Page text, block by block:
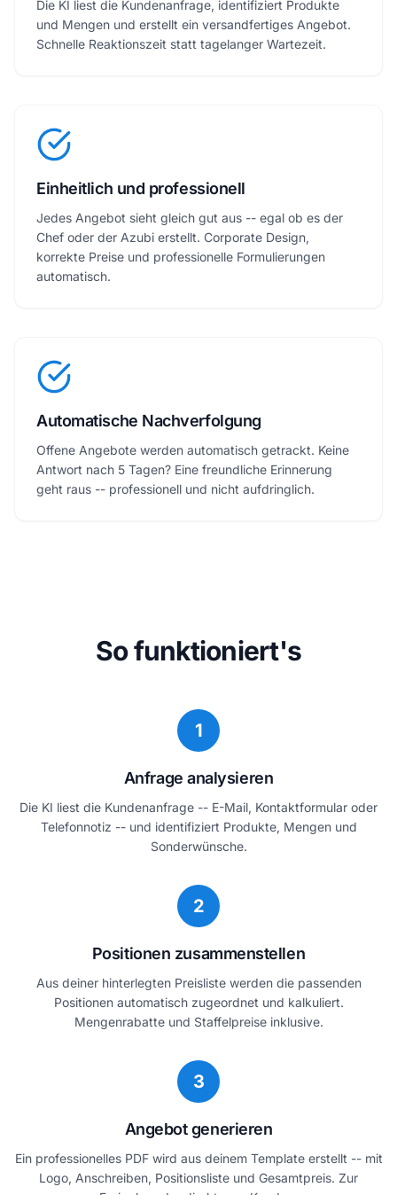
Die KI liest die Kundenanfrage, identifiziert Produkte
und Mengen und erstellt ein versandfertiges Angebot.
Schnelle Reaktionszeit statt tagelanger Wartezeit.
Einheitlich und professionell
Jedes Angebot sieht gleich gut aus -- egal ob es der
Chef oder der Azubi erstellt. Corporate Design,
korrekte Preise und professionelle Formulierungen
automatisch.
Automatische Nachverfolgung
Offene Angebote werden automatisch getrackt. Keine
Antwort nach 5 Tagen? Eine freundliche Erinnerung
geht raus -- professionell und nicht aufdringlich.
So funktioniert's
1
Anfrage analysieren
Die KI liest die Kundenanfrage -- E-Mail, Kontaktformular oder
Telefonnotiz -- und identifiziert Produkte, Mengen und
Sonderwünsche.
2
Positionen zusammenstellen
Aus deiner hinterlegten Preisliste werden die passenden
Positionen automatisch zugeordnet und kalkuliert.
Mengenrabatte und Staffelpreise inklusive.
3
Angebot generieren
Ein professionelles PDF wird aus deinem Template erstellt -- mit
Logo, Anschreiben, Positionsliste und Gesamtpreis. Zur